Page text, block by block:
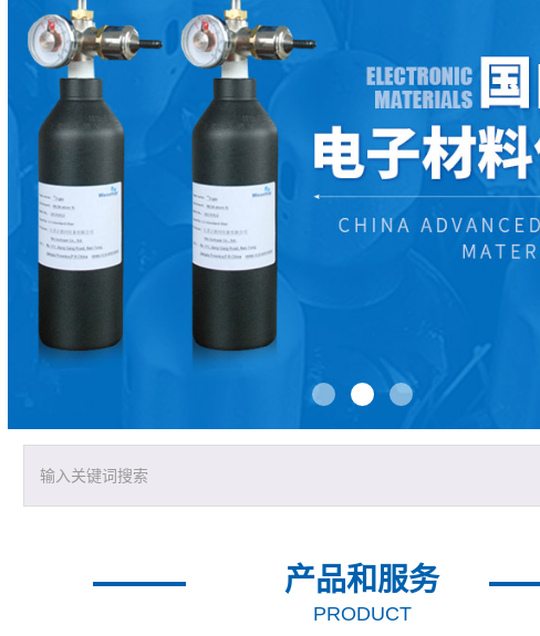
产品和服务
PRODUCT